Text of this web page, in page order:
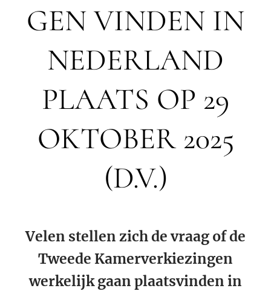
GEN VINDEN IN
NEDERLAND
PLAATS OP 29
OKTOBER 2025
(D.V.)
Velen stellen zich de vraag of de
Tweede Kamerverkiezingen
werkelijk gaan plaatsvinden in